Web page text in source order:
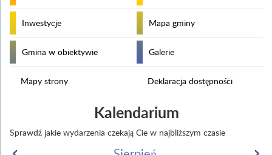
Inwestycje Mapa gminy
Gmina w obiektywie Galerie
Mapy strony Deklaracja dostępności
Kalendarium
Sprawdź jakie wydarzenia czekają Cie w najbliższym czasie